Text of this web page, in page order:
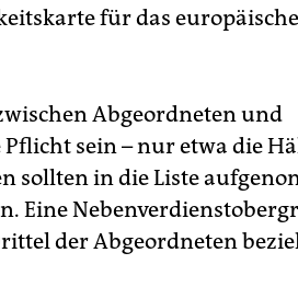
für das europäische
Abgeordneten und
sein – nur etwa die
sollten in die Liste
Eine
der Abgeordneten